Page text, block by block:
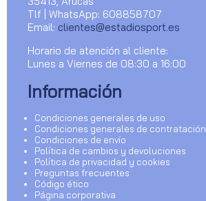
Tlf | WhatsApp: 608858707
Email: clientes@estadiosport.es
Horario de atención al cliente:
Lunes a Viernes de 08:30 a 16:00
Información
Condiciones generales de uso
Condiciones generales de contratación
Condiciones de envío
Política de cambios y devoluciones
Política de privacidad y cookies
Preguntas frecuentes
Código ético
Página corporativa